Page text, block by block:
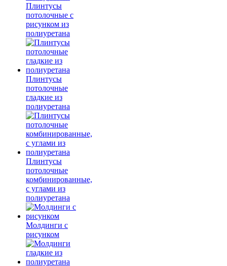
Плинтусы
потолочные с
рисунком из
полиуретана
Плинтусы
потолочные
гладкие из
полиуретана
Плинтусы
потолочные
комбинированные,
с углами из
полиуретана
Молдинги c
рисунком